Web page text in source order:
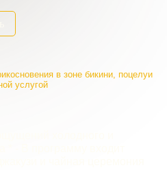
в зоне бикини, поцелуи
услугой